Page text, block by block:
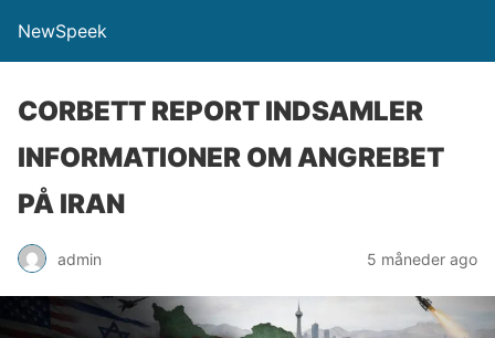
NewSpeek
CORBETT REPORT INDSAMLER
INFORMATIONER OM ANGREBET
PÅ IRAN
admin 5 måneder ago